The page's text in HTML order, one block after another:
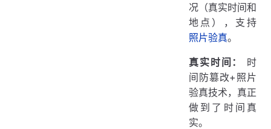
况（真实时间和
地点），支持
照片验真。
真实时间：
时
间防篡改+照片
验真技术，真正
做到了时间真
实。